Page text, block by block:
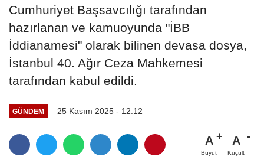
Cumhuriyet Başsavcılığı tarafından
hazırlanan ve kamuoyunda "İBB
İddianamesi" olarak bilinen devasa dosya,
İstanbul 40. Ağır Ceza Mahkemesi
tarafından kabul edildi.
GÜNDEM 25 Kasım 2025 - 12:12
A
Büyüt
A
Küçült